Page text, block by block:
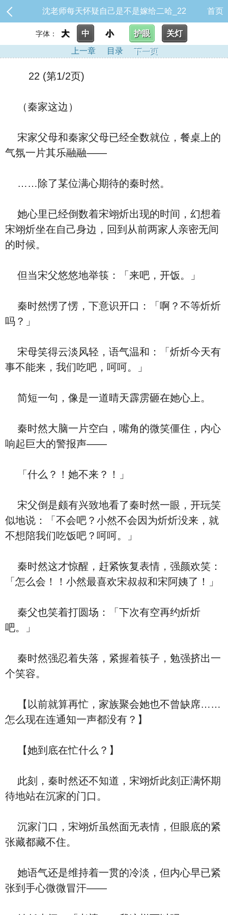
沈老师每天怀疑自己是不是嫁给二哈_22 首页
字体： 大 中 小 护眼
关灯
上一章
目录 下一页
22 (第1/2页)
（秦家这边）
宋家父母和秦家父母已经全数就位，餐桌上的
气氛一片其乐融融——
……除了某位满心期待的秦时然。
她心里已经倒数着宋翊炘出现的时间，幻想着
宋翊炘坐在自己身边，回到从前两家人亲密无间
的时候。
但当宋父悠悠地举筷：「来吧，开饭。」
秦时然愣了愣，下意识开口：「啊？不等炘炘
吗？」
宋母笑得云淡风轻，语气温和：「炘炘今天有
事不能来，我们吃吧，呵呵。」
简短一句，像是一道晴天霹雳砸在她心上。
秦时然大脑一片空白，嘴角的微笑僵住，内心
响起巨大的警报声——
「什么？！她不来？！」
宋父倒是颇有兴致地看了秦时然一眼，开玩笑
似地说：「不会吧？小然不会因为炘炘没来，就
不想陪我们吃饭吧？呵呵。」
秦时然这才惊醒，赶紧恢复表情，强颜欢笑：
「怎么会！！小然最喜欢宋叔叔和宋阿姨了！」
秦父也笑着打圆场：「下次有空再约炘炘
吧。」
秦时然强忍着失落，紧握着筷子，勉强挤出一
个笑容。
【以前就算再忙，家族聚会她也不曾缺席……
怎么现在连通知一声都没有？】
【她到底在忙什么？】
此刻，秦时然还不知道，宋翊炘此刻正满怀期
待地站在沉家的门口。
沉家门口，宋翊炘虽然面无表情，但眼底的紧
张藏都藏不住。
她语气还是维持着一贯的冷淡，但内心早已紧
张到手心微微冒汗——